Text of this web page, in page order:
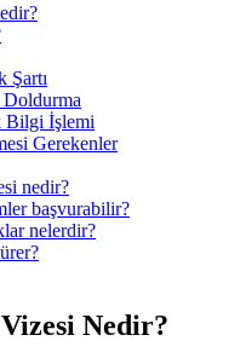
Şartı
Bilgi İşlemi
Gerekenler
nedir?
başvurabilir?
nelerdir?
Nedir?